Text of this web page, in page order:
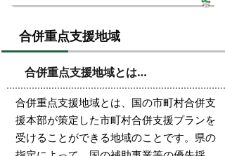
合併重点支援地域
合併重点支援地域とは…
合併重点支援地域とは、国の市町村合併支
援本部が策定した市町村合併支援プランを
受けることができる地域のことです。県の